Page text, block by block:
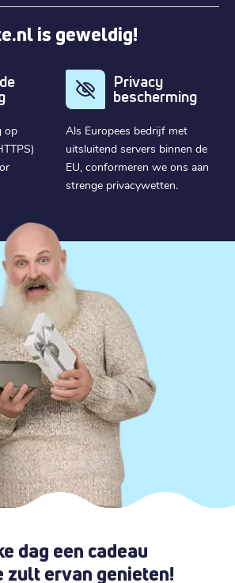
is geweldig!
op
Privacy
bescherming
Als Europees bedrijf met
uitsluitend servers binnen de
EU, conformeren we ons aan
strenge privacywetten.
dag een cadeau
zult ervan genieten!